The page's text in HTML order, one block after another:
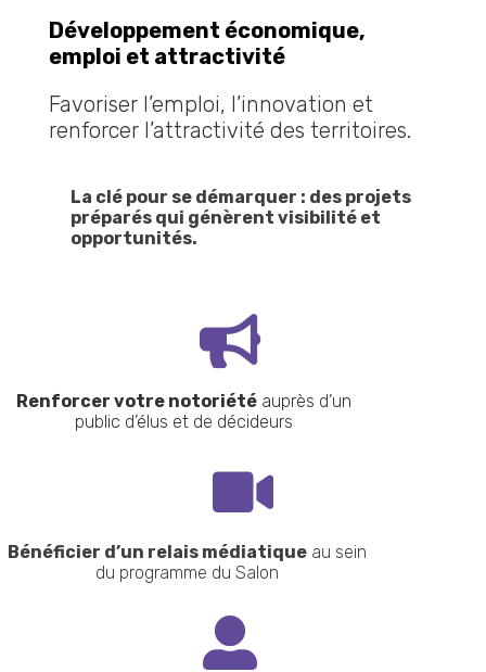
Développement économique,
emploi et attractivité
Favoriser l’emploi, l’innovation et
renforcer l’attractivité des territoires.
La clé pour se démarquer : des projets
préparés qui génèrent visibilité et
opportunités.

Renforcer votre notoriétéauprès d’un
public d’élus et de décideurs

Bénéficier d’un relais médiatique au sein
du programme du Salon
